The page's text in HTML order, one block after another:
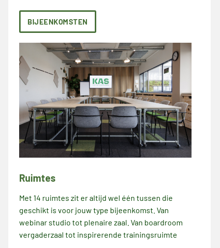
BIJEENKOMSTEN
Ruimtes
Met 14 ruimtes zit er altijd wel één tussen die
geschikt is voor jouw type bijeenkomst. Van
webinar studio tot plenaire zaal. Van boardroom
vergaderzaal tot inspirerende trainingsruimte